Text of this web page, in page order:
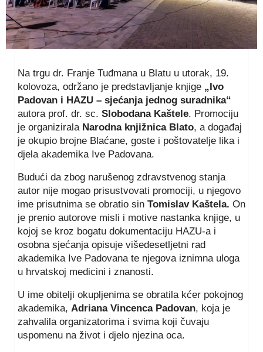
Na trgu dr. Franje Tuđmana u Blatu u utorak, 19.
kolovoza, održano je predstavljanje knjige „Ivo
Padovan i HAZU – sjećanja jednog suradnika“
autora prof. dr. sc. Slobodana Kaštele. Promociju
je organizirala Narodna knjižnica Blato, a događaj
je okupio brojne Blaćane, goste i poštovatelje lika i
djela akademika Ive Padovana.
Budući da zbog narušenog zdravstvenog stanja
autor nije mogao prisustvovati promociji, u njegovo
ime prisutnima se obratio sin Tomislav Kaštela. On
je prenio autorove misli i motive nastanka knjige, u
kojoj se kroz bogatu dokumentaciju HAZU-a i
osobna sjećanja opisuje višedesetljetni rad
akademika Ive Padovana te njegova iznimna uloga
u hrvatskoj medicini i znanosti.
U ime obitelji okupljenima se obratila kćer pokojnog
akademika, Adriana Vincenca Padovan, koja je
zahvalila organizatorima i svima koji čuvaju
uspomenu na život i djelo njezina oca.